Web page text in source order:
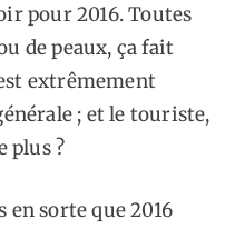
pour 2016. Toutes
de peaux, ça fait
extrêmement
; et le touriste,
plus ?
en sorte que 2016